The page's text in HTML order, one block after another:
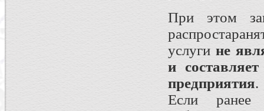
При этом
услуги не
и
предприятия.
Если ранее